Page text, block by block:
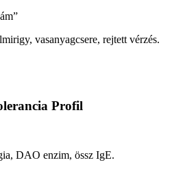
vasanyagcsere, rejtett vérzés.
Profil
DAO enzim, össz IgE.